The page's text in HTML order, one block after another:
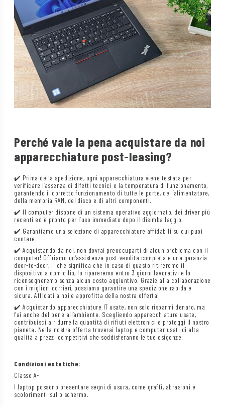
Perché vale la pena acquistare da noi
apparecchiature post-leasing?
✔️ Prima della spedizione, ogni apparecchiatura viene testata per
verificare l’assenza di difetti tecnici e la temperatura di funzionamento,
garantendo il corretto funzionamento di tutte le porte, dell’alimentatore,
della memoria RAM, del disco e di altri componenti.
✔️ Il computer dispone di un sistema operativo aggiornato, dei driver più
recenti ed è pronto per l’uso immediato dopo il disimballaggio.
✔️ Garantiamo una selezione di apparecchiature affidabili su cui puoi
contare.
✔️ Acquistando da noi, non dovrai preoccuparti di alcun problema con il
computer! Offriamo un’assistenza post-vendita completa e una garanzia
door-to-door, il che significa che in caso di guasto ritireremo il
dispositivo a domicilio, lo ripareremo entro 3 giorni lavorativi e lo
riconsegneremo senza alcun costo aggiuntivo. Grazie alla collaborazione
con i migliori corrieri, possiamo garantire una spedizione rapida e
sicura. Affidati a noi e approfitta della nostra offerta!
✔️ Acquistando apparecchiature IT usate, non solo risparmi denaro, ma
fai anche del bene all’ambiente. Scegliendo apparecchiature usate,
contribuisci a ridurre la quantità di rifiuti elettronici e proteggi il nostro
pianeta. Nella nostra offerta troverai laptop e computer usati di alta
qualità a prezzi competitivi che soddisferanno le tue esigenze.
Condizioni estetiche:
Classe A-
I laptop possono presentare segni di usura, come graffi, abrasioni e
scolorimenti sullo schermo.